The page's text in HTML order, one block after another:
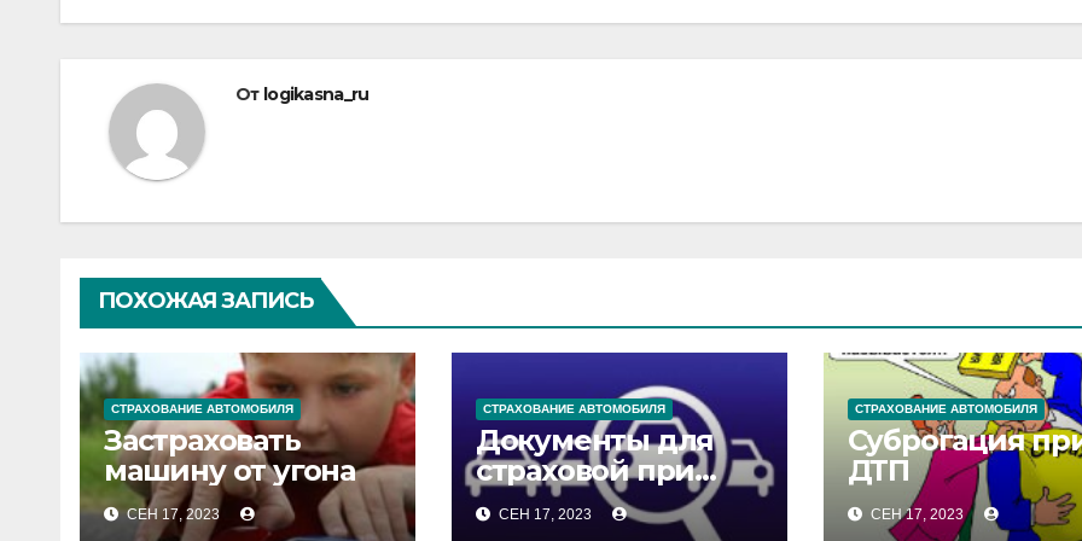
От logikasna_ru
ПОХОЖАЯ ЗАПИСЬ
СТРАХОВАНИЕ АВТОМОБИЛЯ
Застраховать
машину от угона
СЕН 17, 2023
СТРАХОВАНИЕ АВТОМОБИЛЯ
Документы для
страховой при
ДТП
СЕН 17, 2023
СТРАХОВАНИЕ АВТОМОБИЛЯ
Суброгация
ДТП
СЕН 17, 2023